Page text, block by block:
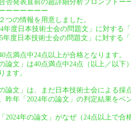
否発表直前の超詳細分析プロンプト
ーーーーーー
つの情報を用意しました。
年度日本技術士会の問題文」に対する
年度日本技術士会の問題文」に対する
点満点中24点以上が合格となります。
の論文」は40点満点中24点（以上／以
ます。
の論文」は、まだ日本技術士会による採
昨年「2024年の論文」の判定結果を
2024年の論文」がなぜ（24点以上で